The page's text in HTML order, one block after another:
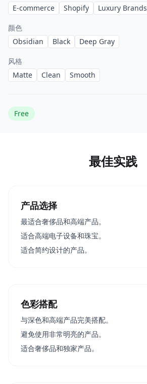
E-commerce
Shopify Luxury Brands
颜色
Obsidian
Black Deep Gray
风格
Matte
Clean Smooth
Free
最佳实践
产品选择
最适合奢侈品和高端产品。
适合高端电子设备和珠宝。
适合简约设计的产品。
色彩搭配
与深色和高端产品完美搭配。
避免使用非常明亮的产品。
适合奢侈品和独家产品。